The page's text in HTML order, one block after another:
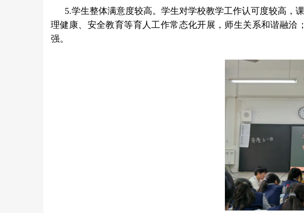
5.学生整体满意度较高。学生对学校教学工作认可度较高，
理健康、安全教育等育人工作常态化开展，师生关系和谐融
强。